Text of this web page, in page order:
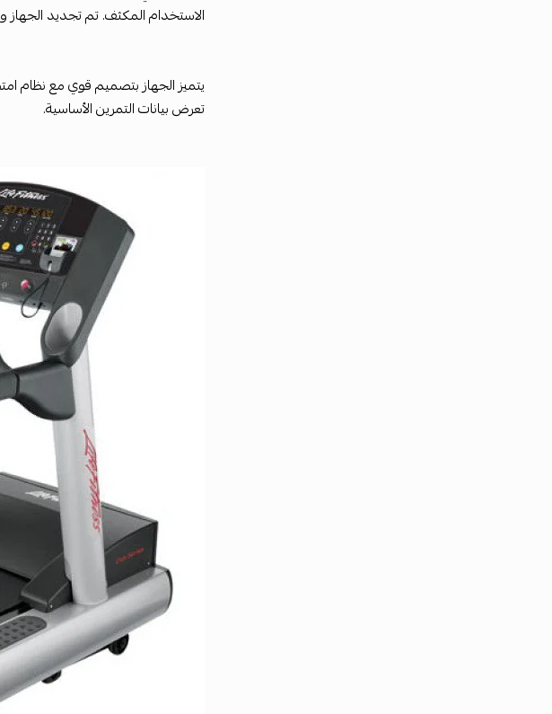
الاستخدام المكثف. تم تجديد
تعرض بيانات التمرين الأساسية.